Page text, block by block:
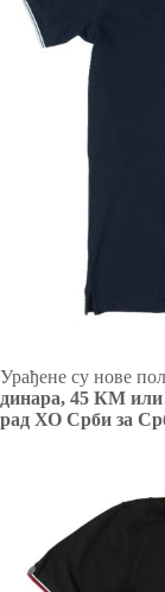
Урађене су нове
динара, 45 КМ или
рад ХО Срби за